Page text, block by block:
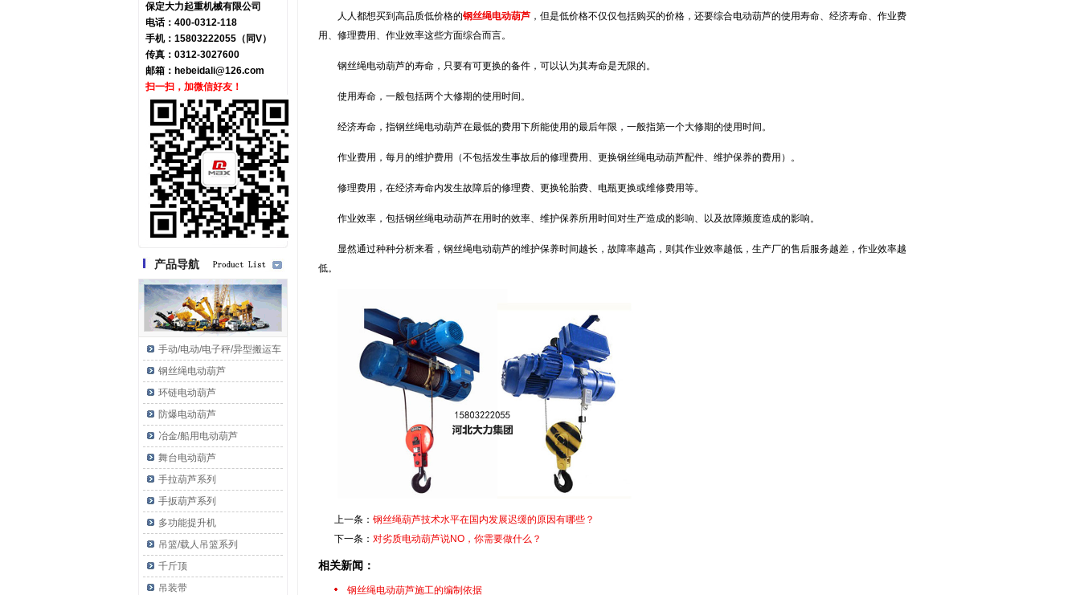
保定大力起重机械有限公司
电话：400-0312-118
手机：15803222055（同V）
传真：0312-3027600
邮箱： hebeidali@126.com
扫一扫，加微信好友！
产品导航
手动/电动/电子秤/异型搬运车
钢丝绳电动葫芦
环链电动葫芦
防爆电动葫芦
冶金/船用电动葫芦
舞台电动葫芦
手拉葫芦系列
手扳葫芦系列
多功能提升机
吊篮/载人吊篮系列
千斤顶
吊装带
人人都想买到高品质低价格的钢丝绳电动葫芦 ，但是低价格不仅仅包括购买的价格，还要综合电动葫芦的使用寿命、经济寿命、作业费
用、修理费用、作业效率这些方面综合而言。
钢丝绳电动葫芦的寿命，只要有可更换的备件，可以认为其寿命是无限的。
使用寿命，一般包括两个大修期的使用时间。
经济寿命，指钢丝绳电动葫芦在最低的费用下所能使用的最后年限，一般指第一个大修期的使用时间。
作业费用，每月的维护费用（不包括发生事故后的修理费用、更换钢丝绳电动葫芦配件、维护保养的费用）。
修理费用，在经济寿命内发生故障后的修理费、更换轮胎费、电瓶更换或维修费用等。
作业效率，包括钢丝绳电动葫芦在用时的效率、维护保养所用时间对生产造成的影响、以及故障频度造成的影响。
显然通过种种分析来看，钢丝绳电动葫芦的维护保养时间越长，故障率越高，则其作业效率越低，生产厂的售后服务越差，作业效率越
低。
上一条： 钢丝绳葫芦技术水平在国内发展迟缓的原因有哪些？
下一条： 对劣质电动葫芦说NO，你需要做什么？
相关新闻：
钢丝绳电动葫芦施工的编制依据